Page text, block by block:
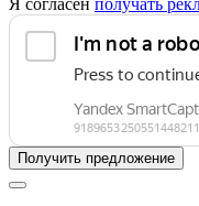
Я согласен получать